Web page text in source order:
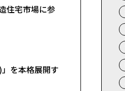
住宅市場に参
を本格展開す